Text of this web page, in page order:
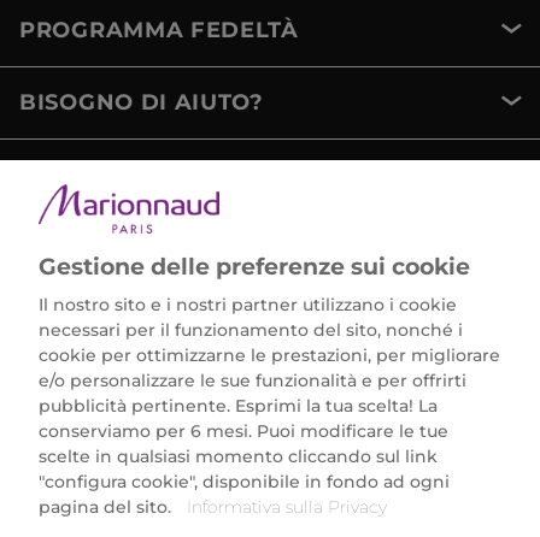
PROGRAMMA FEDELTÀ
BISOGNO DI AIUTO?
Marionnaud Parfumeries Italia S.r.l.
Largo Fiera Milano 5, 20017 Rho (MI)
REA Milano 1650024 con P.IVA 13425220152.
SCARICA LA NOSTRA APP
Gestione delle preferenze sui cookie
Il nostro sito e i nostri partner utilizzano i cookie
necessari per il funzionamento del sito, nonché i
cookie per ottimizzarne le prestazioni, per migliorare
e/o personalizzare le sue funzionalità e per offrirti
pubblicità pertinente. Esprimi la tua scelta! La
conserviamo per 6 mesi. Puoi modificare le tue
scelte in qualsiasi momento cliccando sul link
"configura cookie", disponibile in fondo ad ogni
pagina del sito.
Informativa sulla Privacy